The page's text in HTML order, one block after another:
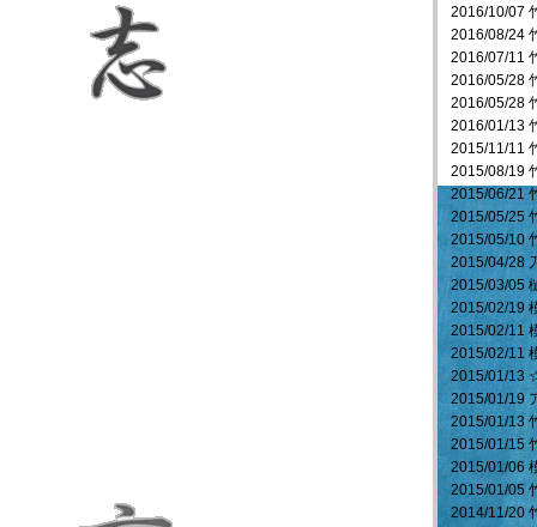
2016/10/07
2016/08/24
2016/07/11
2016/05/28
2016/05/28
2016/01/13
2015/11/11
2015/08/19
2015/06/21
2015/05/25
2015/05/10
2015/04/28
2015/03/05
2015/02/19
2015/02/11
2015/02/11
2015/01/13
2015/01/19
2015/01/13
2015/01/15
2015/01/06
2015/01/05
2014/11/20